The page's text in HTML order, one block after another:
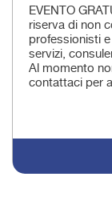
EVENTO
riserva di non
professionisti
servizi,
Al momento
contattaci per